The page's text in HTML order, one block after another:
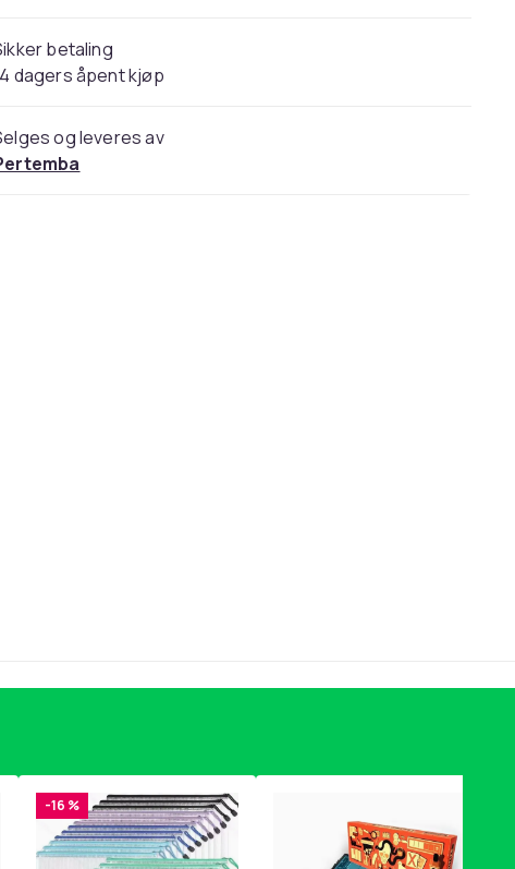
betaling
dagers åpent kjøp
og leveres av
-16 %